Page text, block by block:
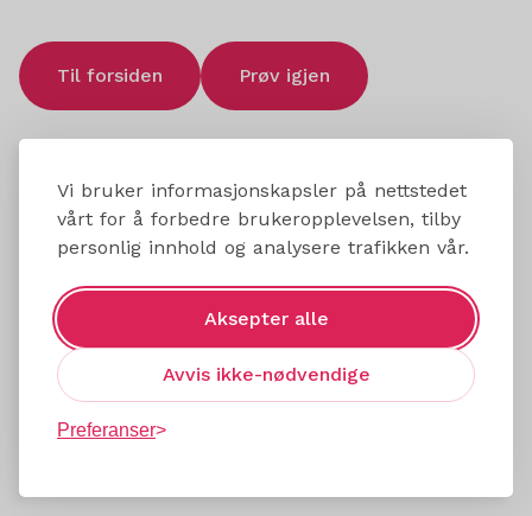
Vi bruker informasjonskapsler på nettstedet
vårt for å forbedre brukeropplevelsen, tilby
personlig innhold og analysere trafikken vår.
Aksepter alle
Avvis ikke-nødvendige
Preferanser
Til forsiden Prøv igjen